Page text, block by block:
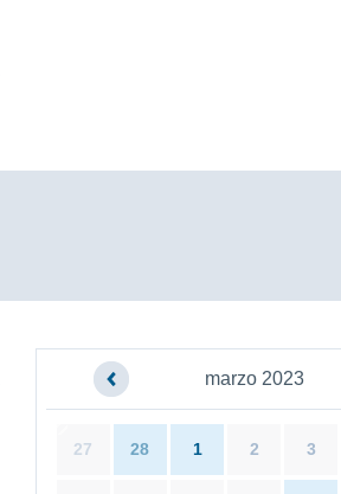
marzo 2023
27 28 1 2 3